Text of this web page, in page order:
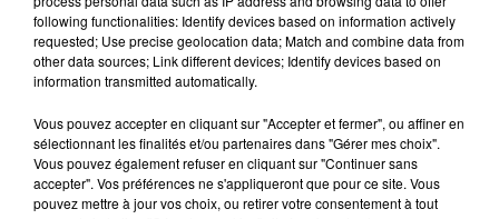
mercredi-12-juin.mp3
following functionalities: Identify devices based on information actively
requested; Use precise geolocation data; Match and combine data from
other data sources; Link different devices; Identify devices based on
information transmitted automatically.
Vous pouvez accepter en cliquant sur "Accepter et fermer", ou affiner en
sélectionnant les finalités et/ou partenaires dans "Gérer mes choix".
Vous pouvez également refuser en cliquant sur "Continuer sans
accepter". Vos préférences ne s'appliqueront que pour ce site. Vous
pouvez mettre à jour vos choix, ou retirer votre consentement à tout